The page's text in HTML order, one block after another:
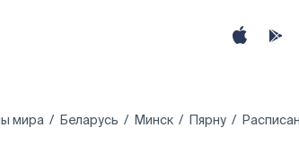
мира Беларусь Минск Пярну